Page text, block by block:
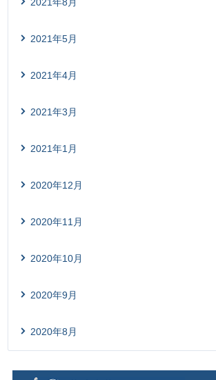
2021年5月
2021年4月
2021年3月
2021年1月
2020年12月
2020年11月
2020年10月
2020年9月
2020年8月